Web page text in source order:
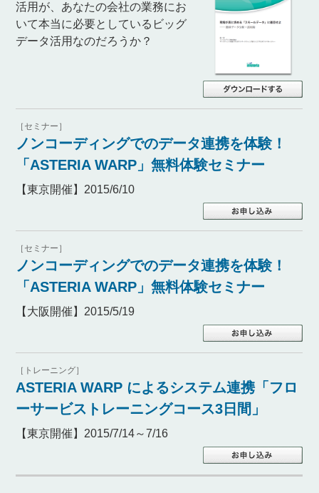
活用が、あなたの会社の業務にお
いて本当に必要としているビッグ
データ活用なのだろうか？
［セミナー］
ノンコーディングでのデータ連携を体験！
「ASTERIA WARP」無料体験セミナー
【東京開催】2015/6/10
［セミナー］
ノンコーディングでのデータ連携を体験！
「ASTERIA WARP」無料体験セミナー
【大阪開催】2015/5/19
［トレーニング］
ASTERIA WARP によるシステム連携「フロ
ーサービストレーニングコース3日間」
【東京開催】2015/7/14～7/16